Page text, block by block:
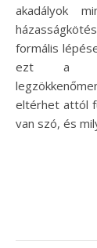
akadályok
formális
ezt a
eltérhet attól
van szó, és